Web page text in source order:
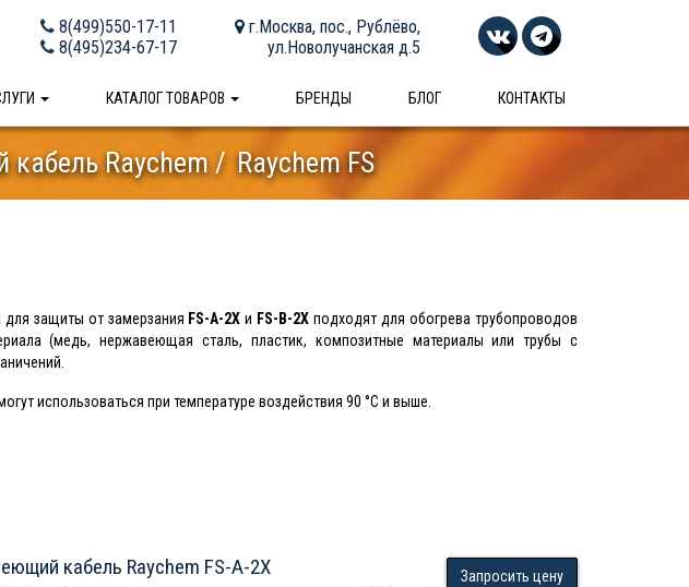
8(499)550-17-11
8(495)234-67-17
г.Москва, пос., Рублёво,
ул.Новолучанская д.5
КАТАЛОГ ТОВАРОВ БРЕНДЫ БЛОГ КОНТАКТЫ
кабель Raychem Raychem FS
защиты от замерзания FS-A-2X и FS-B-2X подходят для обогрева трубопроводов
(медь, нержавеющая сталь, пластик, композитные материалы или трубы с
использоваться при температуре воздействия 90 °C и выше.
кабель Raychem FS-A-2X Запросить цену